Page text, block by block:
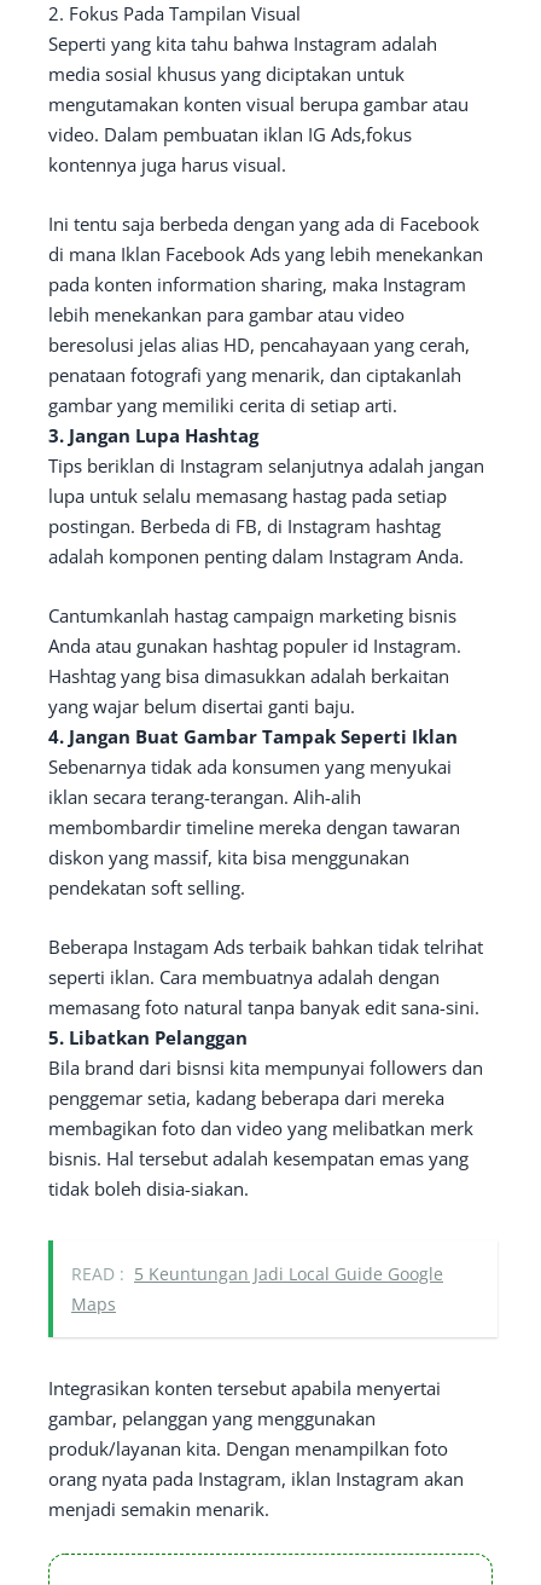
2. Fokus Pada Tampilan Visual
Seperti yang kita tahu bahwa Instagram adalah
media sosial khusus yang diciptakan untuk
mengutamakan konten visual berupa gambar atau
video. Dalam pembuatan iklan IG Ads,fokus
kontennya juga harus visual.
Ini tentu saja berbeda dengan yang ada di Facebook
di mana Iklan Facebook Ads yang lebih menekankan
pada konten information sharing, maka Instagram
lebih menekankan para gambar atau video
beresolusi jelas alias HD, pencahayaan yang cerah,
penataan fotografi yang menarik, dan ciptakanlah
gambar yang memiliki cerita di setiap arti.
3. Jangan Lupa Hashtag
Tips beriklan di Instagram selanjutnya adalah jangan
lupa untuk selalu memasang hastag pada setiap
postingan. Berbeda di FB, di Instagram hashtag
adalah komponen penting dalam Instagram Anda.
Cantumkanlah hastag campaign marketing bisnis
Anda atau gunakan hashtag populer id Instagram.
Hashtag yang bisa dimasukkan adalah berkaitan
yang wajar belum disertai ganti baju.
4. Jangan Buat Gambar Tampak Seperti Iklan
Sebenarnya tidak ada konsumen yang menyukai
iklan secara terang-terangan. Alih-alih
membombardir timeline mereka dengan tawaran
diskon yang massif, kita bisa menggunakan
pendekatan soft selling.
Beberapa Instagam Ads terbaik bahkan tidak telrihat
seperti iklan. Cara membuatnya adalah dengan
memasang foto natural tanpa banyak edit sana-sini.
5. Libatkan Pelanggan
Bila brand dari bisnsi kita mempunyai followers dan
penggemar setia, kadang beberapa dari mereka
membagikan foto dan video yang melibatkan merk
bisnis. Hal tersebut adalah kesempatan emas yang
tidak boleh disia-siakan.
READ : 5 Keuntungan Jadi Local Guide Google
Maps
Integrasikan konten tersebut apabila menyertai
gambar, pelanggan yang menggunakan
produk/layanan kita. Dengan menampilkan foto
orang nyata pada Instagram, iklan Instagram akan
menjadi semakin menarik.